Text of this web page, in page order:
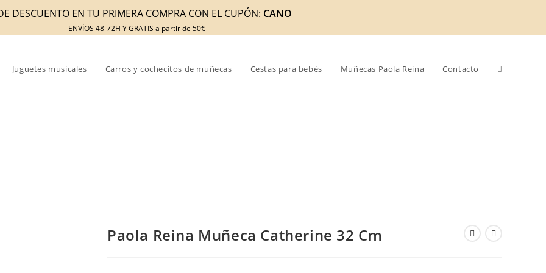
DESCUENTO EN TU PRIMERA COMPRA CON EL CUPÓN: CANO
ENVÍOS 48-72H Y GRATIS a partir de 50€
Juguetes musicales Carros y cochecitos de muñecas Cestas para bebés Muñecas Paola Reina Contacto
Paola Reina Muñeca Catherine 32 Cm